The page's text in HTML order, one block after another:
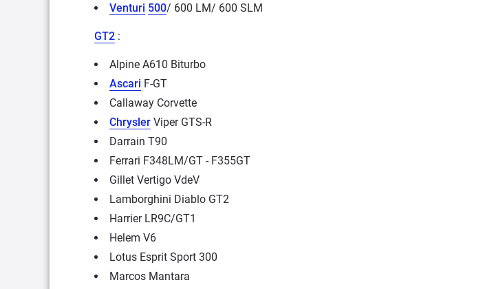
Venturi 500/ 600 LM/ 600 SLM
GT2 :
Alpine A610 Biturbo
Ascari F-GT
Callaway Corvette
Chrysler Viper GTS-R
Darrain T90
Ferrari F348LM/GT - F355GT
Gillet Vertigo VdeV
Lamborghini Diablo GT2
Harrier LR9C/GT1
Helem V6
Lotus Esprit Sport 300
Marcos Mantara